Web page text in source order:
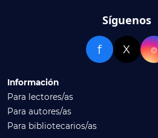
Síguenos
f X ⌾
Información
Para lectores/as
Para autores/as
Para bibliotecarios/as